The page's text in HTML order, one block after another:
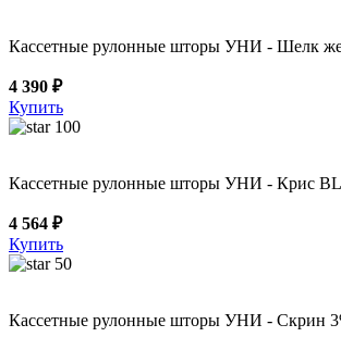
Кассетные рулонные шторы УНИ - Шелк
4 390 ₽
Купить
100
Кассетные рулонные шторы УНИ - Крис
4 564 ₽
Купить
50
Кассетные рулонные шторы УНИ - Скрин